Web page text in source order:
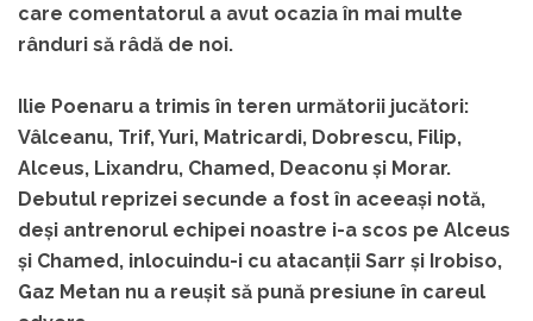
care comentatorul a avut ocazia în mai multe
rânduri să râdă de noi.
Ilie Poenaru a trimis în teren următorii jucători:
Vâlceanu, Trif, Yuri, Matricardi, Dobrescu, Filip,
Alceus, Lixandru, Chamed, Deaconu și Morar.
Debutul reprizei secunde a fost în aceeași notă,
deși antrenorul echipei noastre i-a scos pe Alceus
și Chamed, inlocuindu-i cu atacanții Sarr și Irobiso,
Gaz Metan nu a reușit să pună presiune în careul